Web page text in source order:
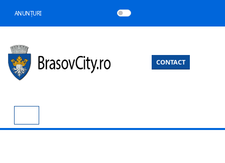
ANUNȚURI
CONTACT